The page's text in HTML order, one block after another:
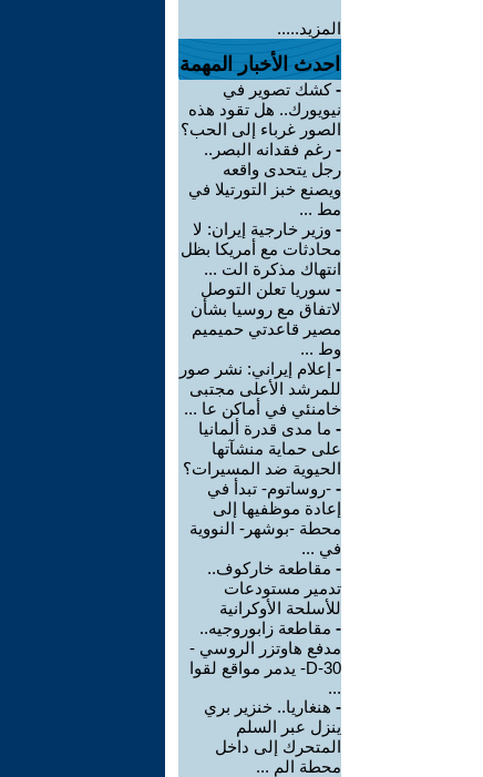
المزيد.....
احدث الأخبار المهمة
-كشك تصوير في
نيويورك.. هل تقود هذه
الصور غرباء إلى الحب؟
- رغم فقدانه البصر..
رجل يتحدى واقعه
ويصنع خبز التورتيلا في
مط ...
- وزير خارجية إيران: لا
محادثات مع أمريكا بظل
انتهاك مذكرة الت ...
- سوريا تعلن التوصل
لاتفاق مع روسيا بشأن
مصير قاعدتي حميميم
وط ...
- إعلام إيراني: نشر صور
للمرشد الأعلى مجتبى
خامنئي في أماكن عا ...
- ما مدى قدرة ألمانيا
على حماية منشآتها
الحيوية ضد المسيرات؟
- -روساتوم- تبدأ في
إعادة موظفيها إلى
محطة -بوشهر- النووية
في ...
- مقاطعة خاركوف..
تدمير مستودعات
للأسلحة الأوكرانية
- مقاطعة زابوروجيه..
مدفع هاوتزر الروسي -
D-30- يدمر مواقع لقوا
...
- هنغاريا.. خنزير بري
ينزل عبر السلم
المتحرك إلى داخل
محطة الم ...